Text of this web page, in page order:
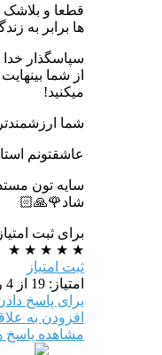
قطعا و بلاشک
ها برابر به
سپاسگذار
از شما
میکنید!
شما
عاشقتونم
سایه تون
شاد🌹🙏🏻
برای ثبت
★
★
★
★
★
ثبت امتیاز
امتیاز: 19 از 4 رأی
برای پاسخ
افزودن به
مشاهده پاسخ